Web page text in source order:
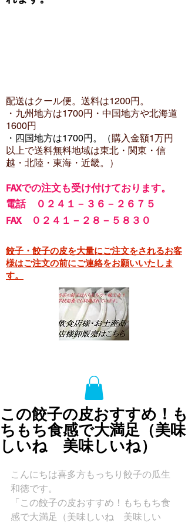
配送はクール便。送料は1200円。
・​九州地方は1700円 ・中国地方や北海道
1600円
・四国地方は1700円。（購入金額1万円
以上で送料無料地域は東北・関東・信
越・北陸・東海・近畿。）
FAXでの注文も受け付けております。
電話 ０２４１－３６－２６７５
FAX ０２４１－２８－５８３０
餃子・餃子の皮を大量にご注文をされるお客
様はご注文の前にご連絡をお願いいたしま
す。​
この餃子の皮おすすめ！も
ちもち食感で大満足（美味
しいね 美味しいね）
こんにちは喜多方もっちり餃子の瓜生
和徳です。
「この餃子の皮おすすめ！もちもち食
感で大満足（美味しいね　美味しい